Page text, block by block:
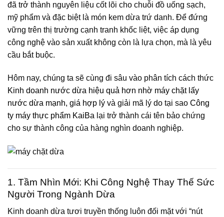
đã trở thành nguyên liệu cốt lõi cho chuỗi đồ uống sạch,
mỹ phẩm và đặc biệt là món kem dừa trứ danh. Để đứng
vững trên thị trường cạnh tranh khốc liệt, việc áp dụng
công nghệ vào sản xuất không còn là lựa chọn, mà là yêu
cầu bắt buộc.
Hôm nay, chúng ta sẽ cùng đi sâu vào phân tích cách thức
Kinh doanh nước dừa hiệu quả hơn nhờ máy chặt lấy
nước dừa mạnh, giá hợp lý và giải mã lý do tại sao Công
ty máy thực phẩm KaiBa lại trở thành cái tên bảo chứng
cho sự thành công của hàng nghìn doanh nghiệp.
1. Tầm Nhìn Mới: Khi Công Nghệ Thay Thế Sức
Người Trong Ngành Dừa
Kinh doanh dừa tươi truyền thống luôn đối mặt với “nút